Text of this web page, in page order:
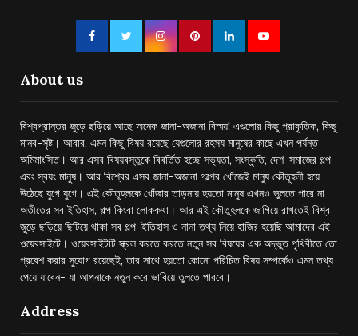
About us
বিশ্বপ্রান্তর জুড়ে ছড়িয়ে আছে অনেক জানা-অজানা বিস্ময়! এগুলোর কিছু প্রাকৃতিক, কিছু
মানব-সৃষ্ট। আবার, এমন কিছু বিষয় রয়েছে যেগুলোর রহস্য মানুষের কাছে এখন পর্যন্ত
অমিমাংসিত। আর এসব বিষয়বস্তুকে বিবর্তিত হচ্ছে সভ্যতা, সংস্কৃতি, দেশ-সমাজের গল্প
এবং স্বয়ং মানুষ। আর বিশ্বের এসব জানা-অজানা গল্পের খোঁজেই মানুষ কৌতূহলী হয়ে
উঠেছে যুগে যুগে। এই কৌতূহলকে খোঁজার তাড়নায় হয়তো মানুষ এখনও ভুলতে পারে না
অতীতের সব ইতিহাস, গল্প কিংবা লোককথা। আর এই কৌতুহলকে জাগিয়ে রাখতেই বিশ্ব
জুড়ে ছড়িয়ে ছিটিয়ে থাকা সব গল্প-ইতিহাস ও নানা তথ্য নিয়ে হাজির হয়েছি আমাদের এই
ওয়েবসাইটে। ওয়েবসাইটটি স্ক্রল করতে করতে নতুন সব বিষয়ের এক অদ্ভুত পৃথিবীতে তো
প্রবেশ করার সুযোগ রয়েছেই, তার সাথে হয়তো কোনো পরিচিত বিষয় সম্পর্কেও এমন তথ্য
পেয়ে যাবেন- যা আপনাকে নতুন করে ভাবিয়ে তুলতে পারবে।
Address